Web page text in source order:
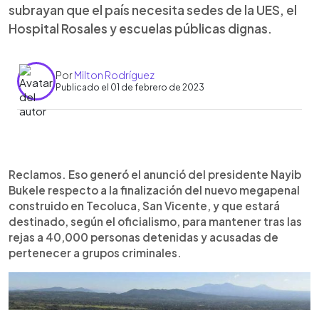
subrayan que el país necesita sedes de la UES, el
Hospital Rosales y escuelas públicas dignas.
PorMilton Rodríguez
Publicado el 01 de febrero de 2023
Escuchar artículo
Reclamos. Eso generó el anunció del presidente Nayib
Bukele respecto a la finalización del nuevo megapenal
construido en Tecoluca, San Vicente, y que estará
destinado, según el oficialismo, para mantener tras las
rejas a 40,000 personas detenidas y acusadas de
pertenecer a grupos criminales.